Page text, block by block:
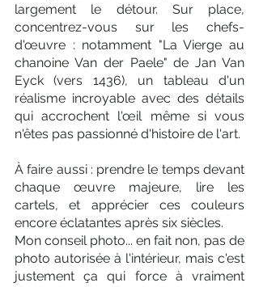
largement le détour. Sur place,
concentrez-vous sur les chefs-
d'œuvre : notamment "La Vierge au
chanoine Van der Paele" de Jan Van
Eyck (vers 1436), un tableau d'un
réalisme incroyable avec des détails
qui accrochent l'œil même si vous
n'êtes pas passionné d'histoire de l'art.
À faire aussi : prendre le temps devant
chaque œuvre majeure, lire les
cartels, et apprécier ces couleurs
encore éclatantes après six siècles.
Mon conseil photo... en fait non, pas de
photo autorisée à l'intérieur, mais c'est
justement ça qui force à vraiment